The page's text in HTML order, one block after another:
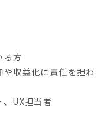
る方
や収益化に責任を担わ
、UX担当者